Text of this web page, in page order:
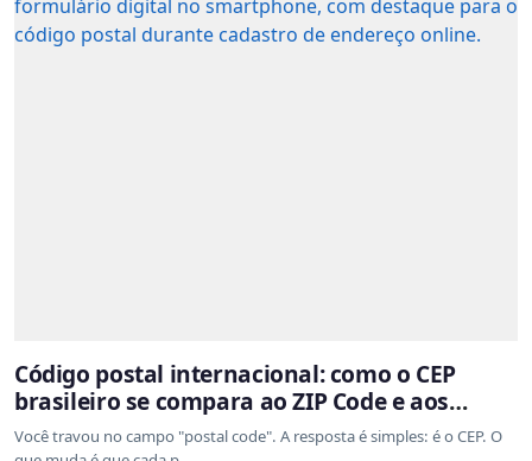
Código postal internacional: como o CEP
brasileiro se compara ao ZIP Code e aos
sistemas de outros países
Você travou no campo "postal code". A resposta é simples: é o CEP. O